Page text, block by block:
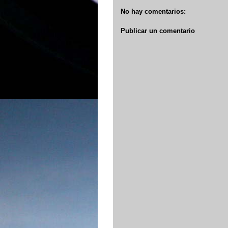
No hay comentarios:
Publicar un comentario